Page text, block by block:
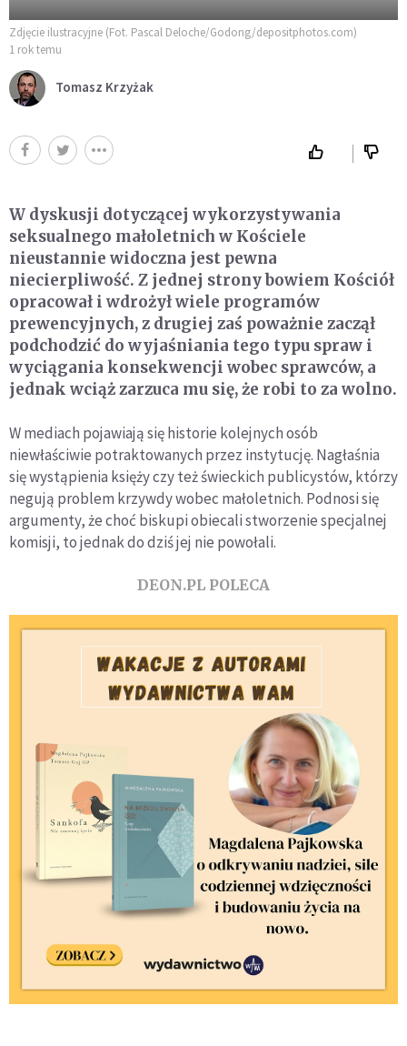
Zdjęcie ilustracyjne (Fot. Pascal Deloche/Godong/depositphotos.com)
1 rok temu
Tomasz Krzyżak
W dyskusji dotyczącej wykorzystywania
seksualnego małoletnich w Kościele
nieustannie widoczna jest pewna
niecierpliwość. Z jednej strony bowiem Kościół
opracował i wdrożył wiele programów
prewencyjnych, z drugiej zaś poważnie zaczął
podchodzić do wyjaśniania tego typu spraw i
wyciągania konsekwencji wobec sprawców, a
jednak wciąż zarzuca mu się, że robi to za wolno.
W mediach pojawiają się historie kolejnych osób
niewłaściwie potraktowanych przez instytucję. Nagłaśnia
się wystąpienia księży czy też świeckich publicystów, którzy
negują problem krzywdy wobec małoletnich. Podnosi się
argumenty, że choć biskupi obiecali stworzenie specjalnej
komisji, to jednak do dziś jej nie powołali.
DEON.PL POLECA